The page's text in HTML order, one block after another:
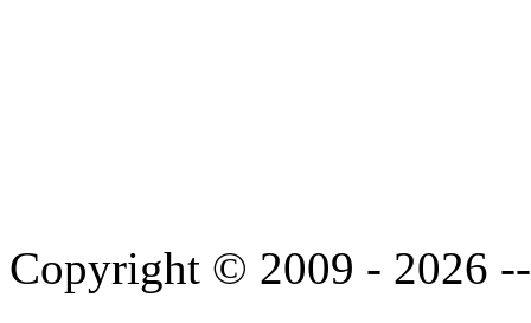
Copyright © 2009 - 2026